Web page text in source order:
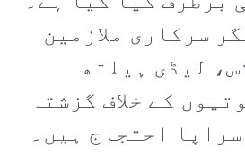
سرکاری ملازمین
لیڈی ہیلتھ
کے خلاف گزشتہ
احتجاج ہیں۔